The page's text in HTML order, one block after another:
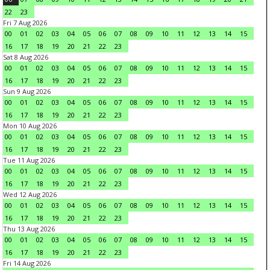
22
23
Fri 7 Aug 2026
00
01 02 03 04 05 06 07 08 09 10 11 12 13 14
15
16
17 18 19 20 21 22
23
Sat 8 Aug 2026
00
01 02 03 04 05 06 07 08 09 10 11 12 13 14
15
16
17 18 19 20 21 22
23
Sun 9 Aug 2026
00
01 02 03 04 05 06 07 08 09 10 11 12 13 14
15
16
17 18 19 20 21 22
23
Mon 10 Aug 2026
00
01 02 03 04 05 06 07 08 09 10 11 12 13 14
15
16
17 18 19 20 21 22
23
Tue 11 Aug 2026
00
01 02 03 04 05 06 07 08 09 10 11 12 13 14
15
16
17 18 19 20 21 22
23
Wed 12 Aug 2026
00
01 02 03 04 05 06 07 08 09 10 11 12 13 14
15
16
17 18 19 20 21 22
23
Thu 13 Aug 2026
00
01 02 03 04 05 06 07 08 09 10 11 12 13 14
15
16
17 18 19 20 21 22
23
Fri 14 Aug 2026